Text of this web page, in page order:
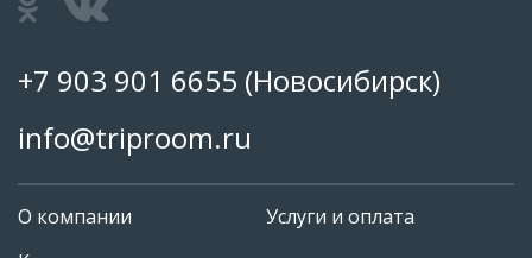
+7 903 901 6655 (Новосибирск)
info@triproom.ru
О компании
Услуги и оплата